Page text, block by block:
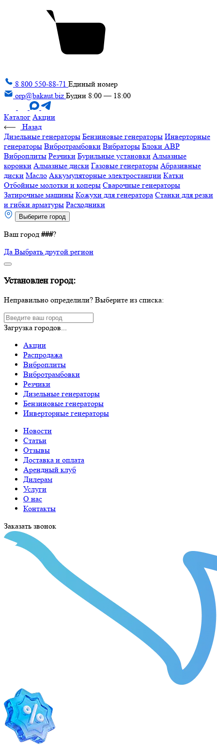
8 800 550-88-71 Единый номер
orp@bakaut.biz Будни 8:00 — 18:00
Каталог Акции
Назад
Дизельные генераторы Бензиновые генераторы Инверторные
генераторы Вибротрамбовки Вибраторы Блоки АВР
Виброплиты Резчики Бурильные установки Алмазные
коронки Алмазные диски Газовые генераторы Абразивные
диски Масло Аккумуляторные электростанции Катки
Отбойные молотки и коперы Сварочные генераторы
Затирочные машины Кожухи для генератора Станки для резки
и гибки арматуры Расходники
Выберите город
Ваш город ###?
Да Выбрать другой регион
Установлен город:
Неправильно определили? Выберите из списка:
Загрузка городов...
Акции
Распродажа
Виброплиты
Вибротрамбовки
Резчики
Дизельные генераторы
Бензиновые генераторы
Инверторные генераторы
Новости
Статьи
Отзывы
Доставка и оплата
Арендный клуб
Дилерам
Услуги
О нас
Контакты
Заказать звонок